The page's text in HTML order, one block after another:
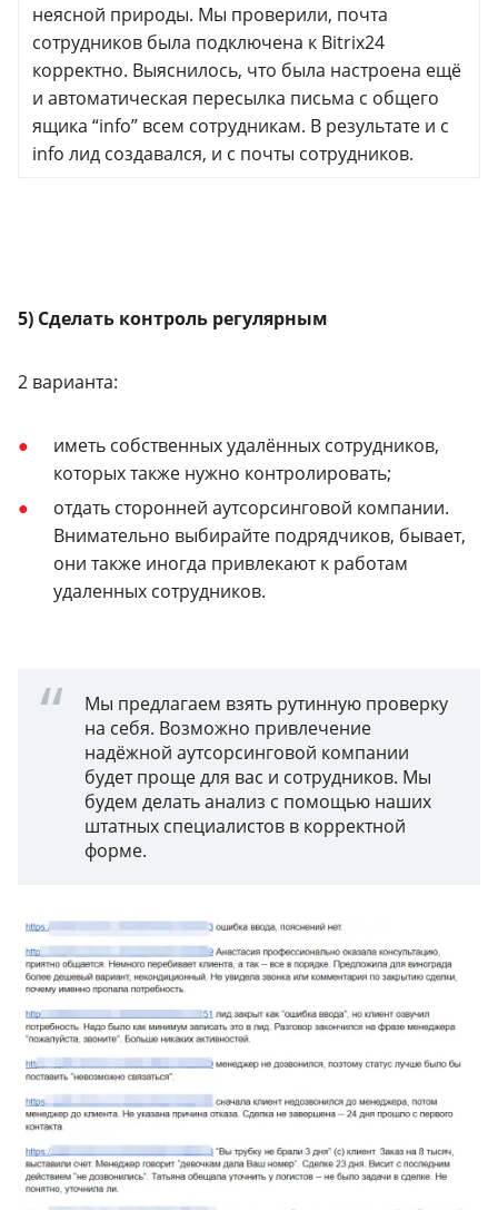
неясной природы. Мы проверили, почта
сотрудников была подключена к Bitrix24
корректно. Выяснилось, что была настроена ещё
и автоматическая пересылка письма с общего
ящика “info” всем сотрудникам. В результате и с
info лид создавался, и с почты сотрудников.
5) Сделать контроль регулярным
2 варианта:
иметь собственных удалённых сотрудников,
которых также нужно контролировать;
отдать сторонней аутсорсинговой компании.
Внимательно выбирайте подрядчиков, бывает,
они также иногда привлекают к работам
удаленных сотрудников.
Мы предлагаем взять рутинную проверку
на себя. Возможно привлечение
надёжной аутсорсинговой компании
будет проще для вас и сотрудников. Мы
будем делать анализ с помощью наших
штатных специалистов в корректной
форме.